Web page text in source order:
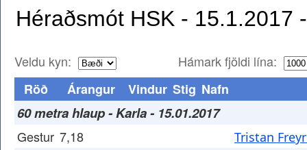
Veldu kyn:
Hámark fjöldi lína:
Röð
Árangur Vindur Stig Nafn
60 metra hlaup - Karla - 15.01.2017
Gestur 7,18 Tristan